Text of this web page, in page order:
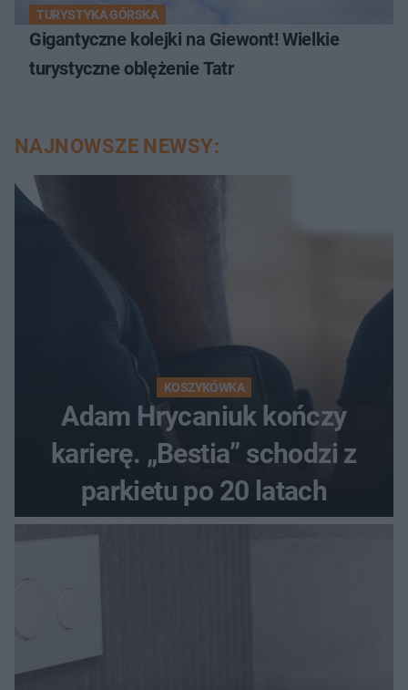
TURYSTYKA GÓRSKA
Gigantyczne kolejki na Giewont! Wielkie
turystyczne oblężenie Tatr
NAJNOWSZE NEWSY:
KOSZYKÓWKA
Adam Hrycaniuk kończy
karierę. „Bestia” schodzi z
parkietu po 20 latach